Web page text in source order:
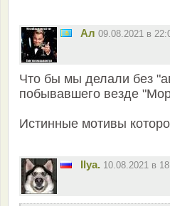
Ал 09.08.2021 в
Что бы мы делали без
побывавшего везде
Истинные мотивы
Ilya. 10.08.2021 в